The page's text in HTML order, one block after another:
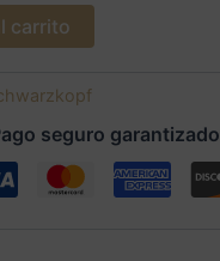
carrito
seguro garantizado